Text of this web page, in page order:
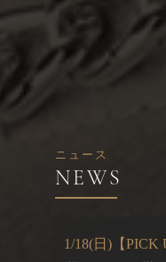
ニュース
1/18(日)【